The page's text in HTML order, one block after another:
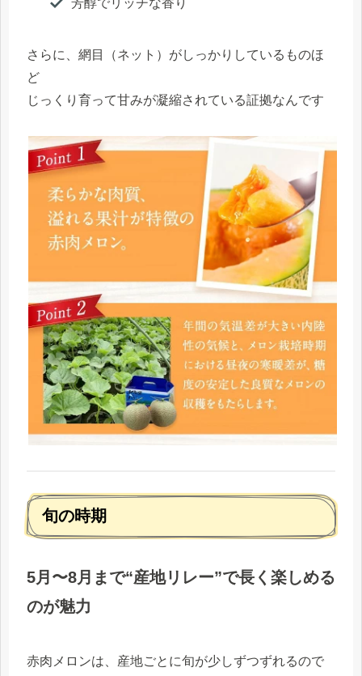
さらに、網目（ネット）がしっかりしているものほ
ど
じっくり育って甘みが凝縮されている証拠なんです
旬の時期
5月〜8月まで“産地リレー”で長く楽しめる
のが魅力
赤肉メロンは、産地ごとに旬が少しずつずれるので